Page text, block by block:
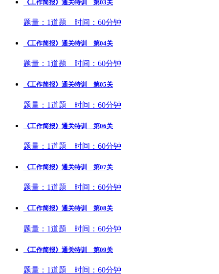
《工作简报》通关特训 第03关
题量：1道题 时间：60分钟
《工作简报》通关特训 第04关
题量：1道题 时间：60分钟
《工作简报》通关特训 第05关
题量：1道题 时间：60分钟
《工作简报》通关特训 第06关
题量：1道题 时间：60分钟
《工作简报》通关特训 第07关
题量：1道题 时间：60分钟
《工作简报》通关特训 第08关
题量：1道题 时间：60分钟
《工作简报》通关特训 第09关
题量：1道题 时间：60分钟